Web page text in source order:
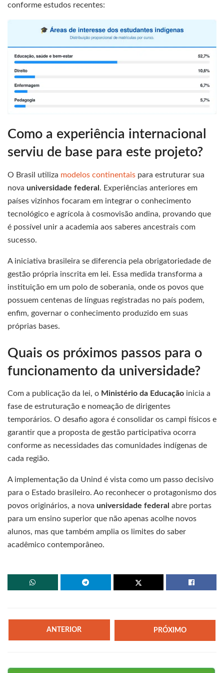
conforme estudos recentes:
Como a experiência internacional
serviu de base para este projeto?
O Brasil utiliza modelos continentais para estruturar sua
nova universidade federal . Experiências anteriores em
países vizinhos focaram em integrar o conhecimento
tecnológico e agrícola à cosmovisão andina, provando que
é possível unir a academia aos saberes ancestrais com
sucesso.
A iniciativa brasileira se diferencia pela obrigatoriedade de
gestão própria inscrita em lei. Essa medida transforma a
instituição em um polo de soberania, onde os povos que
possuem centenas de línguas registradas no país podem,
enfim, governar o conhecimento produzido em suas
próprias bases.
Quais os próximos passos para o
funcionamento da universidade?
Com a publicação da lei, o Ministério da Educação inicia a
fase de estruturação e nomeação de dirigentes
temporários. O desafio agora é consolidar os campi físicos e
garantir que a proposta de gestão participativa ocorra
conforme as necessidades das comunidades indígenas de
cada região.
A implementação da Unind é vista como um passo decisivo
para o Estado brasileiro. Ao reconhecer o protagonismo dos
povos originários, a nova universidade federal abre portas
para um ensino superior que não apenas acolhe novos
alunos, mas que também amplia os limites do saber
acadêmico contemporâneo.
ANTERIOR PRÓXIMO